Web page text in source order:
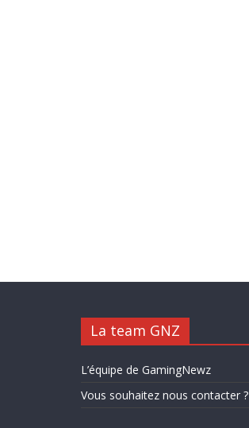
La team GNZ
L’équipe de GamingNewz
Vous souhaitez nous contacter ?